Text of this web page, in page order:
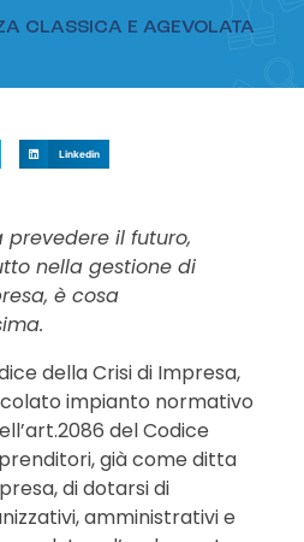
CLASSICA E AGEVOLATA
Linkedin
prevedere il futuro,
nella gestione di
è cosa
della Crisi di Impresa,
impianto normativo
del Codice
già come ditta
di dotarsi di
amministrativi e